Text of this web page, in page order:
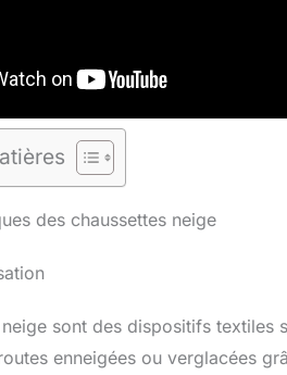
des chaussettes neige
sont des dispositifs
enneigées ou verglacées